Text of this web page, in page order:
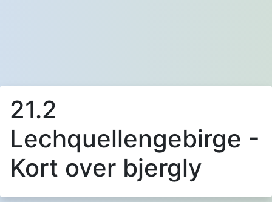
21.2
Lechquellengebirge -
Kort over bjergly